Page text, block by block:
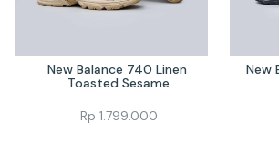
New Balance 740 Linen
Toasted Sesame
Rp 1.799.000
New